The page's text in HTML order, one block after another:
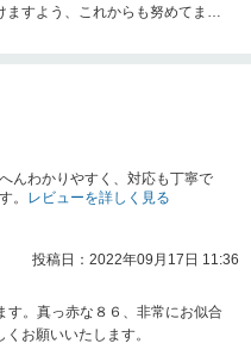
すよう、これからも努めてまい
んわかりやすく、対応も丁寧で
。 レビューを詳しく見る
投稿日：2022年09月17日 11:36
す。真っ赤な８６、非常にお似合
お願いいたします。